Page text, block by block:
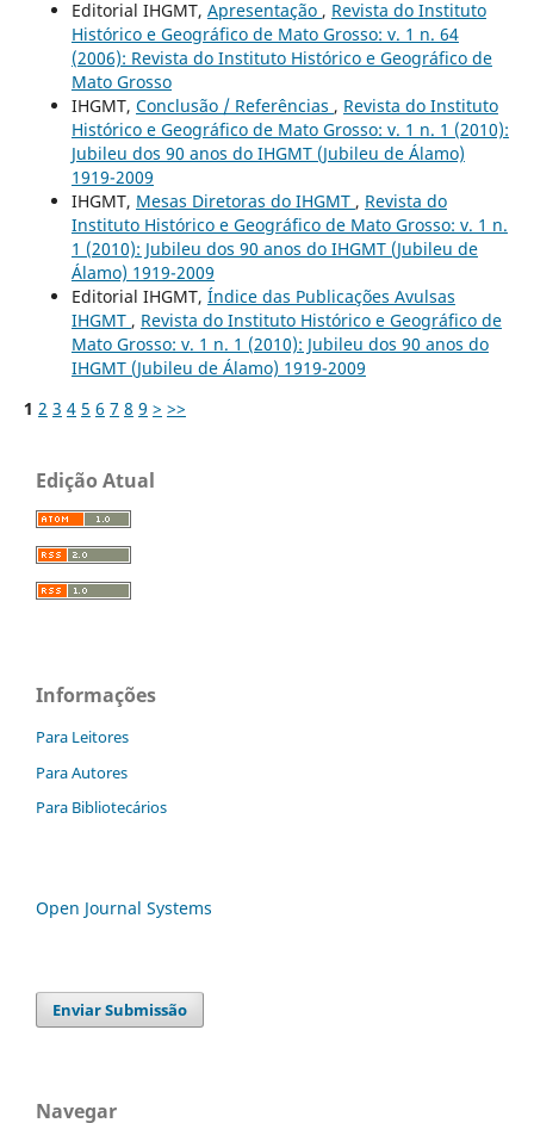
Editorial IHGMT, Apresentação , Revista do Instituto
Histórico e Geográfico de Mato Grosso: v. 1 n. 64
(2006): Revista do Instituto Histórico e Geográfico de
Mato Grosso
IHGMT, Conclusão / Referências , Revista do Instituto
Histórico e Geográfico de Mato Grosso: v. 1 n. 1 (2010):
Jubileu dos 90 anos do IHGMT (Jubileu de Álamo)
1919-2009
IHGMT, Mesas Diretoras do IHGMT , Revista do
Instituto Histórico e Geográfico de Mato Grosso: v. 1 n.
1 (2010): Jubileu dos 90 anos do IHGMT (Jubileu de
Álamo) 1919-2009
Editorial IHGMT, Índice das Publicações Avulsas
IHGMT , Revista do Instituto Histórico e Geográfico de
Mato Grosso: v. 1 n. 1 (2010): Jubileu dos 90 anos do
IHGMT (Jubileu de Álamo) 1919-2009
1 2 3 4 5 6 7 8 9 > >>
Edição Atual
Informações
Para Leitores
Para Autores
Para Bibliotecários
Open Journal Systems
Enviar Submissão
Navegar